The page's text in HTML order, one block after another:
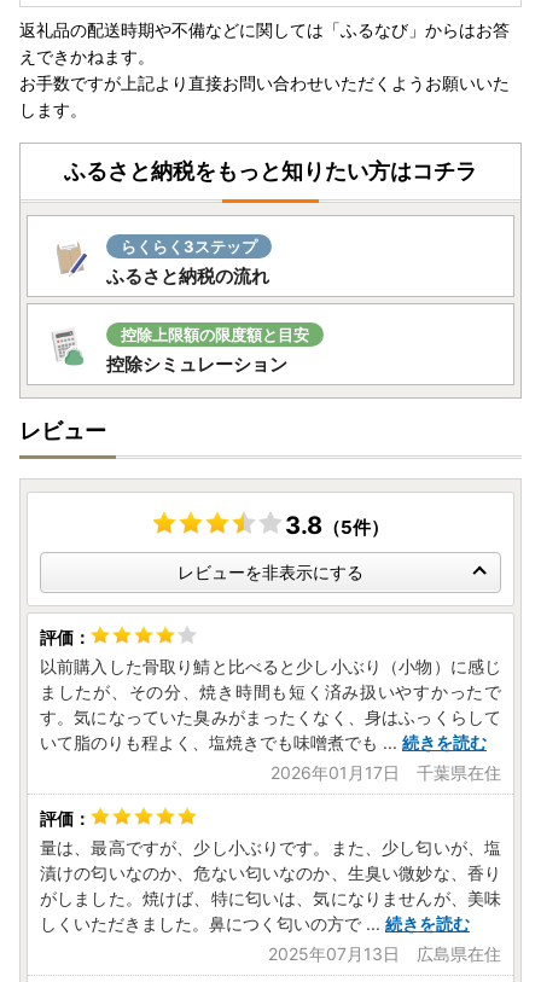
返礼品の配送時期や不備などに関しては「ふるなび」からはお答
えできかねます。
お手数ですが上記より直接お問い合わせいただくようお願いいた
します。
ふるさと納税をもっと知りたい方はコチラ
らくらく3ステップ
ふるさと納税の流れ
控除上限額の限度額と目安
控除シミュレーション
レビュー
3.8（5件）
レビューを非表示にする
以前購入した骨取り鯖と比べると少し小ぶり（小物）に感じ
ましたが、その分、焼き時間も短く済み扱いやすかったで
す。気になっていた臭みがまったくなく、身はふっくらして
いて脂のりも程よく、塩焼きでも味噌煮でも ... 続きを読む
2026年01月17日 千葉県在住
量は、最高ですが、少し小ぶりです。また、少し匂いが、塩
漬けの匂いなのか、危ない匂いなのか、生臭い微妙な、香り
がしました。焼けば、特に匂いは、気になりませんが、美味
しくいただきました。鼻につく匂いの方で ... 続きを読む
2025年07月13日 広島県在住